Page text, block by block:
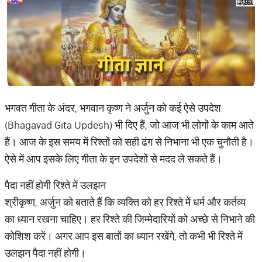
भगवत गीता के अंदर, भगवान कृष्ण ने अर्जुन को कई ऐसे उपदेश
(Bhagavad Gita Updesh) भी दिए हैं, जो आज भी लोगों के काम आते
हैं। आज के इस समय में रिश्तों को सही ढंग से निभाना भी एक चुनौती है।
ऐसे में आप इसके लिए गीता के इन उपदेशों से मदद ले सकते हैं।
पैदा नहीं होगी रिश्ते में उलझन
श्रीकृष्ण, अर्जुन को बताते हैं कि व्यक्ति को हर रिश्ते में धर्म और कर्तव्य
का ध्यान रखना चाहिए। हर रिश्ते की जिम्मेदारियों को अच्छे से निभाने की
कोशिश करें। अगर आप इस बातों का ध्यान रखेंगे, तो कभी भी रिश्ते में
उलझन पैदा नहीं होगी।